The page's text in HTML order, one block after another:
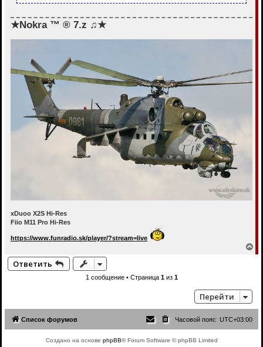
★Nokra ™ ® 7.z ♫★
xDuoo X2S Hi-Res
Fiio M11 Pro Hi-Res
https://www.funradio.sk/player/?stream=live
е
я
н
Ответить
1 сообщение • Страница 1из 1
Перейти
Список форумов Часовой пояс: UTC+03:00
Создано на основе phpBB® Forum Software © phpBB Limited